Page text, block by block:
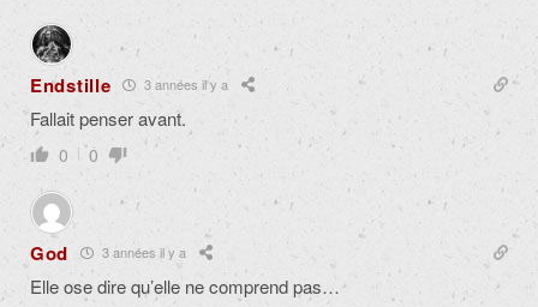
Endstille 3 années il y a
Fallait penser avant.
0 0
God 3 années il y a
Elle ose dire qu’elle ne comprend pas…